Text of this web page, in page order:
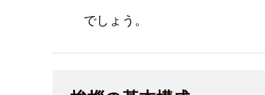
でしょう。